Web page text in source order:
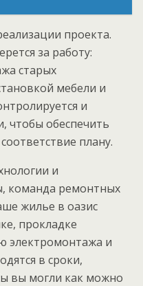
проекта.
за работу:
старых
мебели и
и
чтобы обеспечить
плану.
и
команда ремонтных
жилье в оазис
прокладке
электромонтажа и
в сроки,
вы могли как можно